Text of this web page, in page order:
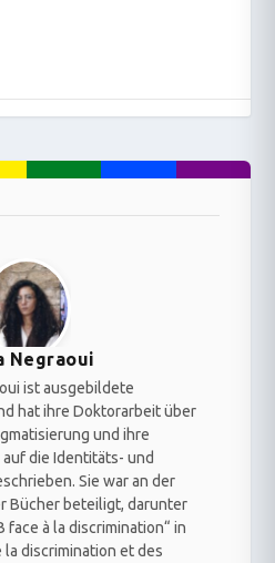
Negraoui
ist ausgebildete
hat ihre Doktorarbeit über
und ihre
die Identitäts- und
Sie war an der
Bücher beteiligt, darunter
face à la discrimination“ in
la discrimination et des